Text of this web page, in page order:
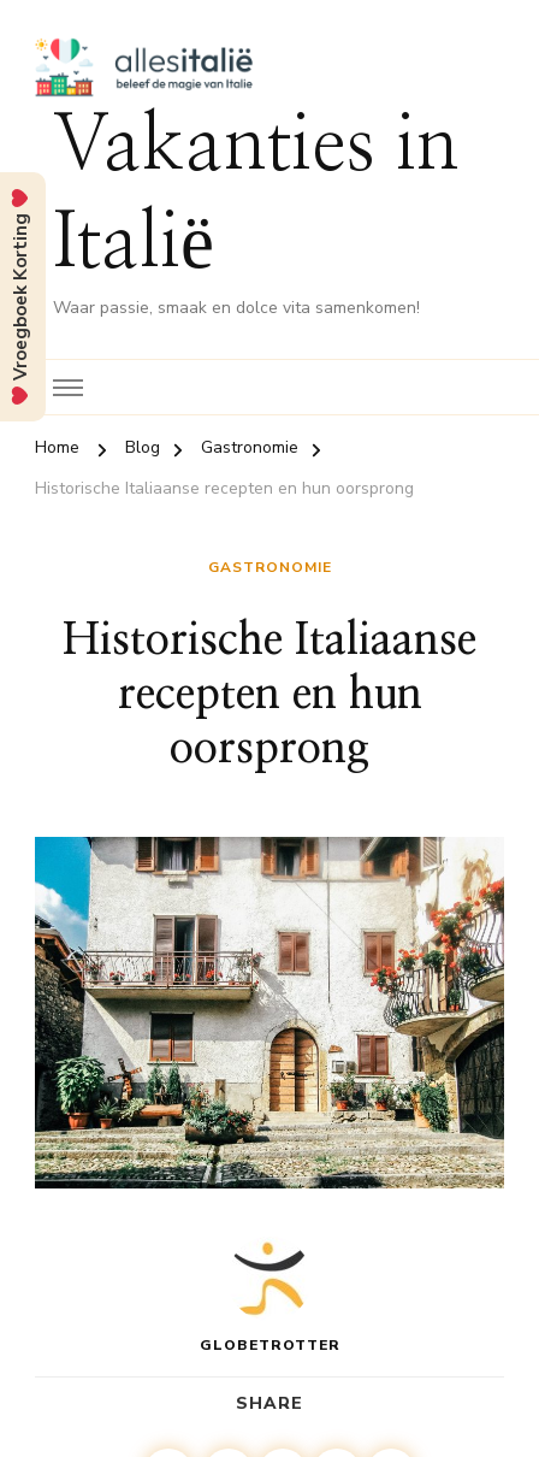
Vakanties in
Italië
Waar passie, smaak en dolce vita samenkomen!
Home Blog
Gastronomie
Historische Italiaanse recepten en hun oorsprong
GASTRONOMIE
Historische Italiaanse
recepten en hun
oorsprong
GLOBETROTTER
SHARE
Vroegboek Korting